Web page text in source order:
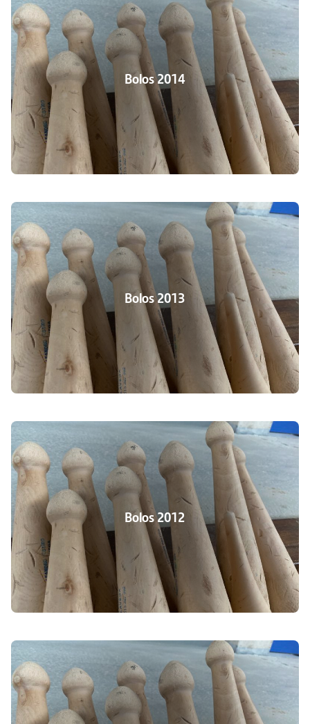
Bolos 2014
Bolos 2013
Bolos 2012